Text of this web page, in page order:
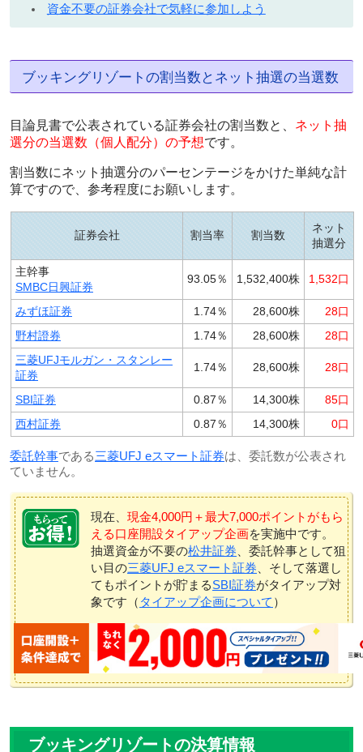
資金不要の証券会社で気軽に参加しよう
ブッキングリゾートの割当数とネット抽選の当選数
目論見書で公表されている証券会社の割当数と、 ネット抽
選分の当選数（個人配分）の予想です。
割当数にネット抽選分のパーセンテージをかけた単純な計
算ですので、参考程度にお願いします。
証券会社 割当率 割当数
ネット
抽選分
主幹事
SMBC日興証券
93.05％ 1,532,400株 1,532口
みずほ証券 1.74％ 28,600株
28口
野村證券
1.74％ 28,600株
28口
三菱UFJモルガン・スタンレー
証券
1.74％ 28,600株 28口
SBI証券 0.87％ 14,300株
85口
西村証券
0.87％ 14,300株 0口
委託幹事である三菱UFJ eスマート証券は、委託数が公表され
ていません。
現在、 現金4,000円＋最大7,000ポイントがもら
える口座開設タイアップ企画を実施中です。
抽選資金が不要の松井証券 、委託幹事として狙
い目の三菱UFJ eスマート証券 、そして落選し
てもポイントが貯まるSBI証券がタイアップ対
象です（ タイアップ企画について ）
ブッキングリゾートの決算情報